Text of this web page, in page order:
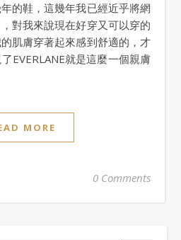
對我來說現在好穿又可以穿的
肌膚穿著起來感到舒適的，才
EVERLANE就是這麼一個親膚
MORE
0 Comments